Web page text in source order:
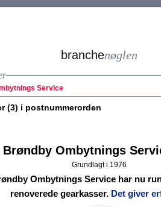
branchenøglen
Service
(3) i postnummerorden
Brøndby Ombytnings
Grundlagt i 1976
Ombytnings Service har nu
renoverede gearkasser. Det giver